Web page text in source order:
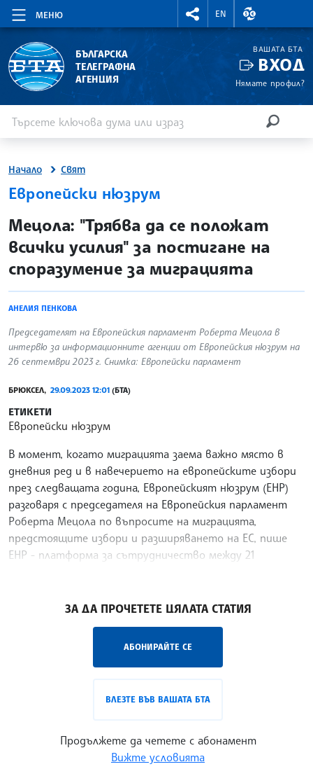
МЕНЮ
RIGHTMENU.SOCIAL
EN
ВАЛУТНИ
БЪЛГАРСКА
ТЕЛЕГРАФНА
АГЕНЦИЯ
ВАШАТА БТА
ВХОД
Нямате профил?
Начало Свят
Европейски нюзрум
site.bta
Мецола: "Трябва да се положат
всички усилия" за постигане на
споразумение за миграцията
АНЕЛИЯ ПЕНКОВА
Председателят на Европейския парламент Роберта Мецола в
интервю за информационните агенции от Европейския нюзрум на
26 септември 2023 г. Снимка: Европейски парламент
БРЮКСЕЛ, 29.09.2023 12:01 (БТА)
ЕТИКЕТИ
Европейски нюзрум
В момент, когато миграцията заема важно място в
дневния ред и в навечерието на европейските избори
през следващата година, Европейският нюзрум (ЕНР)
разговаря с председателя на Европейския парламент
Роберта Мецола по въпросите на миграцията,
предстоящите избори и разширяването на ЕС, пише
ЕНР - платформа за сътрудничество между 21
ЗА ДА ПРОЧЕТЕТЕ ЦЯЛАТА СТАТИЯ
АБОНИРАЙТЕ СЕ
ВЛЕЗТЕ ВЪВ ВАШАТА БТА
Продължете да четете с абонамент
Вижте условията